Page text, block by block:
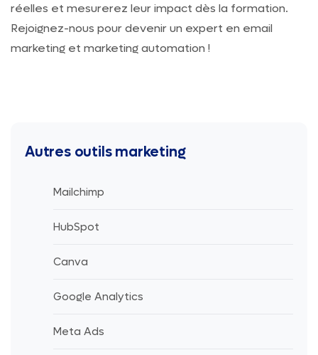
réelles et mesurerez leur impact dès la formation.
Rejoignez-nous pour devenir un expert en email
marketing et marketing automation !
Autres outils marketing
Mailchimp
HubSpot
Canva
Google Analytics
Meta Ads